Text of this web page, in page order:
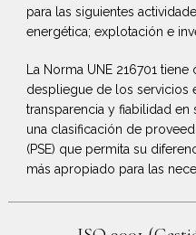
para las siguientes
energética; explotación e
La Norma UNE 216701
despliegue de los servicios
transparencia y fiabilidad
una clasificación de
(PSE) que permita su
más apropiado para las